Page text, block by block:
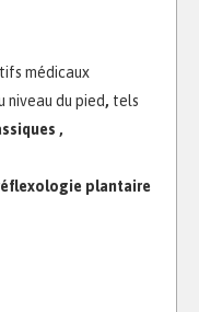
médicaux
du pied, tels
,
plantaire